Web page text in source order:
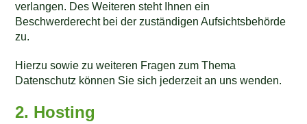
verlangen. Des Weiteren steht Ihnen ein
Beschwerderecht bei der zuständigen Aufsichtsbehörde
zu.
Hierzu sowie zu weiteren Fragen zum Thema
Datenschutz können Sie sich jederzeit an uns wenden.
2. Hosting